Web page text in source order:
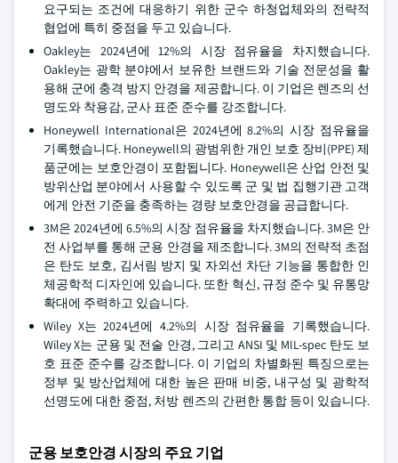
요구되는 조건에 대응하기 위한 군수 하청업체와의 전략적
협업에 특히 중점을 두고 있습니다.
Oakley는 2024년에 12%의 시장 점유율을 차지했습니다.
Oakley는 광학 분야에서 보유한 브랜드와 기술 전문성을 활
용해 군에 충격 방지 안경을 제공합니다. 이 기업은 렌즈의 선
명도와 착용감, 군사 표준 준수를 강조합니다.
Honeywell International은 2024년에 8.2%의 시장 점유율을
기록했습니다. Honeywell의 광범위한 개인 보호 장비(PPE) 제
품군에는 보호안경이 포함됩니다. Honeywell은 산업 안전 및
방위산업 분야에서 사용할 수 있도록 군 및 법 집행기관 고객
에게 안전 기준을 충족하는 경량 보호안경을 공급합니다.
3M은 2024년에 6.5%의 시장 점유율을 차지했습니다. 3M은 안
전 사업부를 통해 군용 안경을 제조합니다. 3M의 전략적 초점
은 탄도 보호, 김서림 방지 및 자외선 차단 기능을 통합한 인
체공학적 디자인에 있습니다. 또한 혁신, 규정 준수 및 유통망
확대에 주력하고 있습니다.
Wiley X는 2024년에 4.2%의 시장 점유율을 기록했습니다.
Wiley X는 군용 및 전술 안경, 그리고 ANSI 및 MIL-spec 탄도 보
호 표준 준수를 강조합니다. 이 기업의 차별화된 특징으로는
정부 및 방산업체에 대한 높은 판매 비중, 내구성 및 광학적
선명도에 대한 중점, 처방 렌즈의 간편한 통합 등이 있습니다.
군용 보호안경 시장의 주요 기업